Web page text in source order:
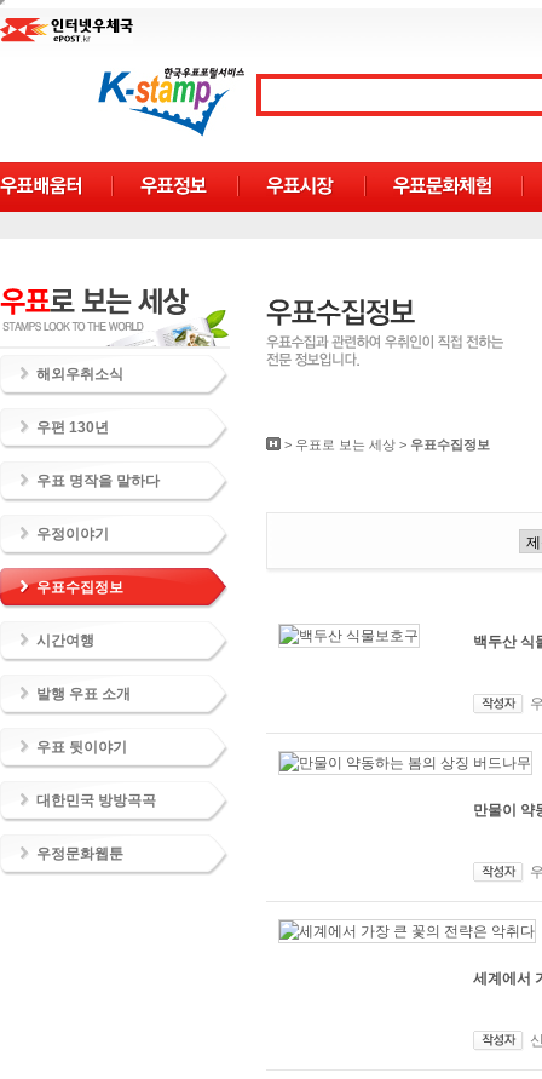
해외우취소식
우편 130년
우표 명작을 말하다
우정이야기
우표수집정보
시간여행
발행 우표 소개
우표 뒷이야기
대한민국 방방곡곡
우정문화웹툰
> 우표로 보는 세상 > 우표수집정보
백두산 식
만물이 약
세계에서